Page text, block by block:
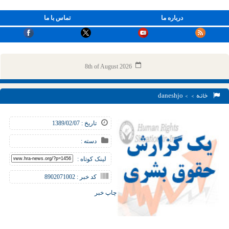
تماس با ما درباره ما
8th of August 2026
خانه > > daneshjo
تاریخ : 1389/02/07
دسته :
لینک کوتاه :
کد خبر : 8902071002
چاپ خبر